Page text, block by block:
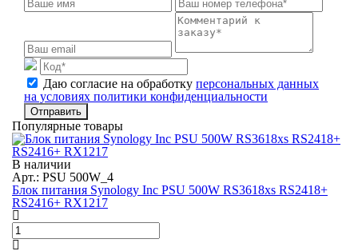
Даю согласие на обработку персональных данных
на условиях политики конфиденциальности
Отправить
Популярные товары
В наличии
Арт.: PSU 500W_4
Блок питания Synology Inc PSU 500W RS3618xs RS2418+
RS2416+ RX1217